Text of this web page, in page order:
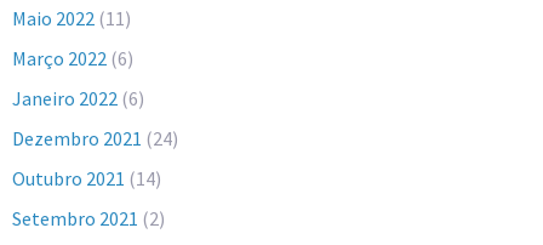
Maio 2022 (11)
Março 2022 (6)
Janeiro 2022 (6)
Dezembro 2021 (24)
Outubro 2021 (14)
Setembro 2021 (2)